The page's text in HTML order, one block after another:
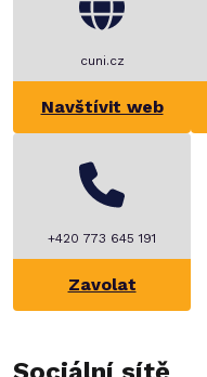
cuni.cz
Navštívit web
+420 773 645 191
Zavolat